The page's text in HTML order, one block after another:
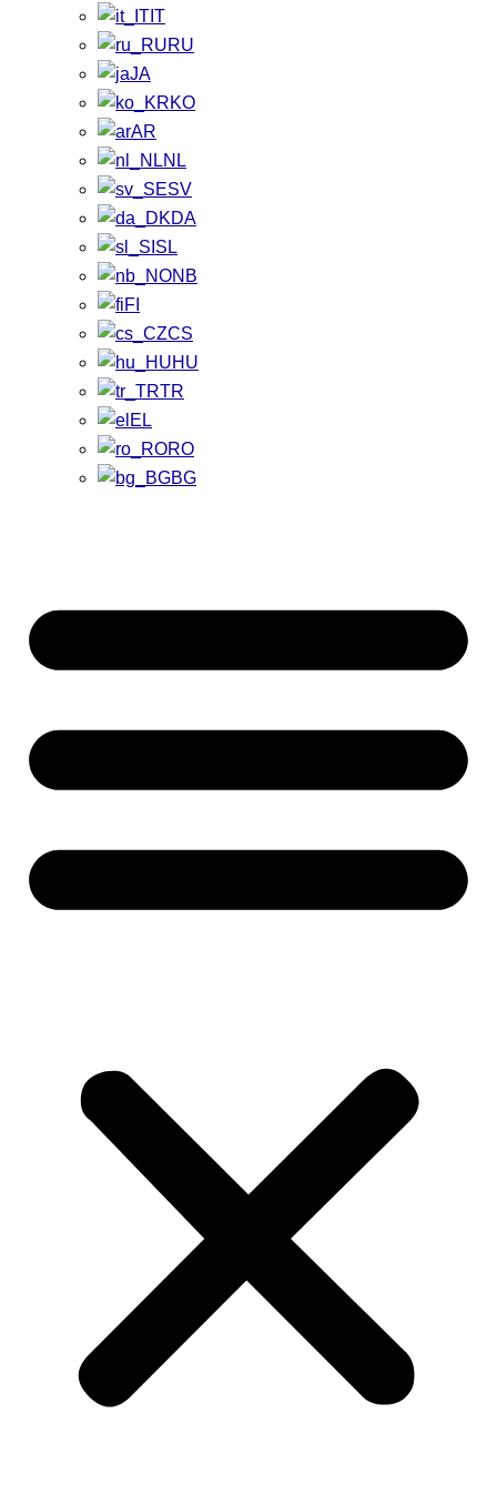
IT
RU
JA
KO
AR
NL
SV
DA
SL
NB
FI
CS
HU
TR
EL
RO
BG